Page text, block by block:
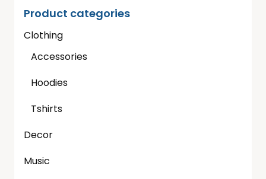
Product categories
Clothing
Accessories
Hoodies
Tshirts
Decor
Music